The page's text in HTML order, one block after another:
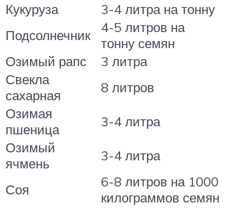
Кукуруза
3-4 литра на тонну
Подсолнечник
4-5 литров на
тонну семян
Озимый рапс
3 литра
Свекла
сахарная
8 литров
Озимая
пшеница
3-4 литра
Озимый
ячмень
3-4 литра
Соя
6-8 литров на 1000
килограммов семян